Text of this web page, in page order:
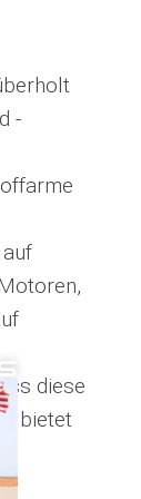
-
diese
bietet